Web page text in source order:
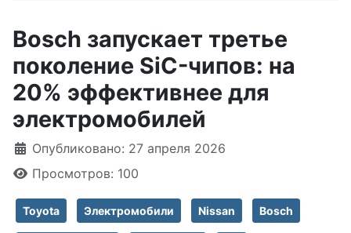
Bosch запускает третье
поколение SiC-чипов: на
20% эффективнее для
электромобилей
Информация о материале
Опубликовано: 27 апреля 2026
Просмотров: 100
Toyota Электромобили Nissan Bosch